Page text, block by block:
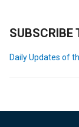
SUBSCRIBE
Daily Updates of